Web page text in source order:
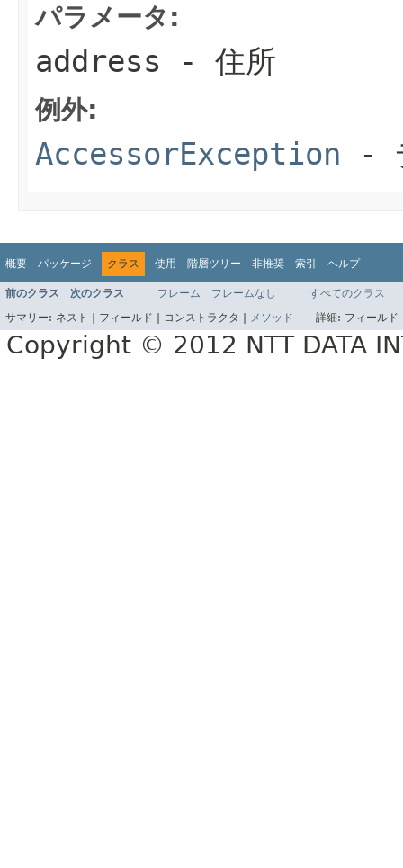
パラメータ:
address - 住所
例外:
AccessorException -
概要 パッケージ クラス 使用 階層ツリー 非推奨 索引 ヘルプ
前のクラス 次のクラス フレーム フレームなし
すべてのクラス
サマリー: ネスト | フィールド | コンストラクタ | メソッド 詳細: フィール
Copyright © 2012 NTT DATA